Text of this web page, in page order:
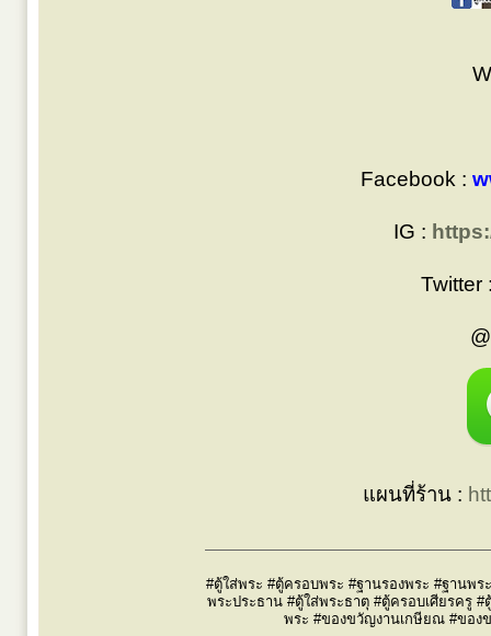
Facebook :
IG :
Twitter
แผนที่ร้าน :
#ตู้ใส่พระ #ตู้ครอบพระ #ฐานรองพระ #ฐานพ
พระประธาน #ตู้ใส่พระธาตุ #ตู้ครอบเศียรครู
พระ #ของขวัญงานเกษียณ #ของ